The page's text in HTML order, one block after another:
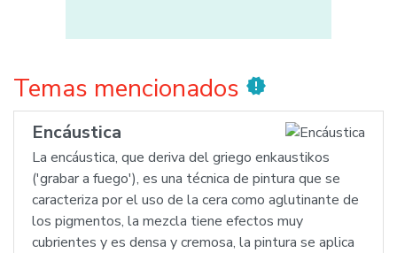
Temas mencionados new_releases
Encáustica
La encáustica, que deriva del griego enkaustikos
('grabar a fuego'), es una técnica de pintura que se
caracteriza por el uso de la cera como aglutinante de
los pigmentos, la mezcla tiene efectos muy
cubrientes y es densa y cremosa, la pintura se aplica